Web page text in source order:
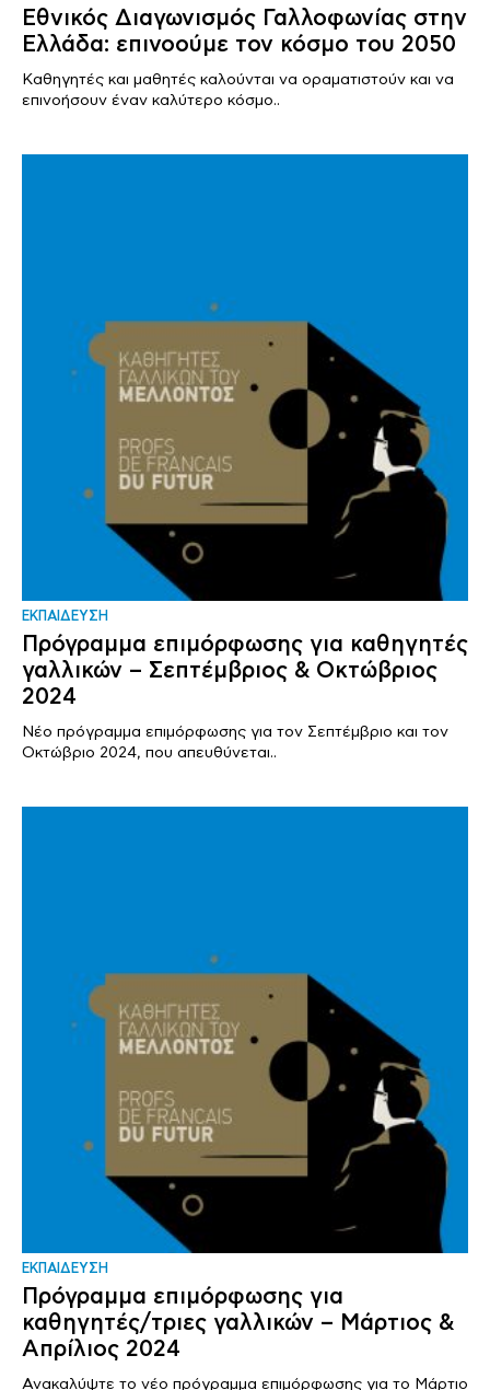
Εθνικός Διαγωνισμός Γαλλοφωνίας στην
Ελλάδα: επινοούμε τον κόσμο του 2050
Καθηγητές και μαθητές καλούνται να οραματιστούν και να
επινοήσουν έναν καλύτερο κόσμο..
ΕΚΠΑΙΔΕΥΣΗ
Πρόγραμμα επιμόρφωσης για καθηγητές
γαλλικών – Σεπτέμβριος & Οκτώβριος
2024
Νέο πρόγραμμα επιμόρφωσης για τον Σεπτέμβριο και τον
Οκτώβριο 2024, που απευθύνεται..
ΕΚΠΑΙΔΕΥΣΗ
Πρόγραμμα επιμόρφωσης για
καθηγητές/τριες γαλλικών – Μάρτιος &
Απρίλιος 2024
Ανακαλύψτε το νέο πρόγραμμα επιμόρφωσης για το Μάρτιο